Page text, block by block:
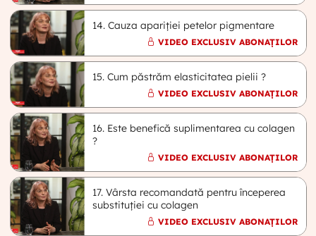
14. Cauza apariției petelor pigmentare
VIDEO EXCLUSIV ABONAȚILOR
15. Cum păstrăm elasticitatea pielii ?
VIDEO EXCLUSIV ABONAȚILOR
16. Este benefică suplimentarea cu colagen
?
VIDEO EXCLUSIV ABONAȚILOR
17. Vârsta recomandată pentru începerea
substituției cu colagen
VIDEO EXCLUSIV ABONAȚILOR